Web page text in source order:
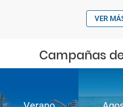
VER
Campañas